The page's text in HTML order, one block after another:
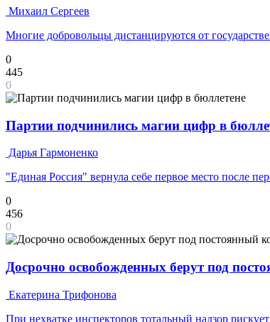
Михаил Сергеев
Многие добровольцы дистанцируются от
0
445
0
Партии подчинились магии цифр в
Дарья Гармоненко
"Единая Россия" вернула себе первое место после
0
456
0
Досрочно освобожденных берут под
Екатерина Трифонова
При нехватке инспекторов тотальный надзор